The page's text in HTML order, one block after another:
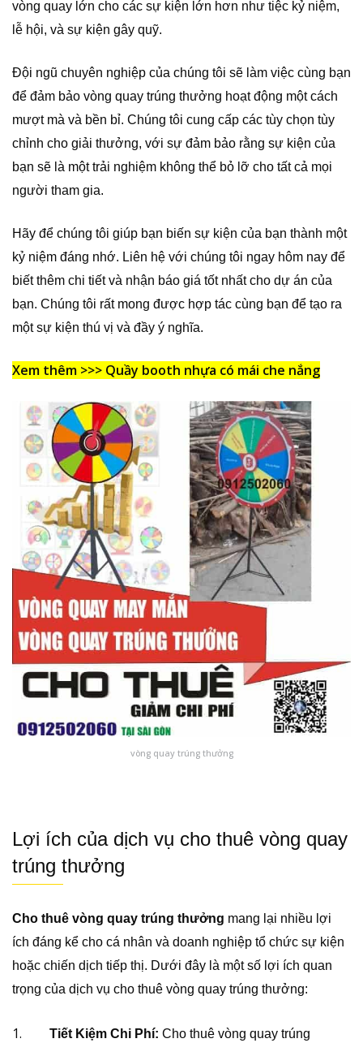
vòng quay lớn cho các sự kiện lớn hơn như tiệc kỷ niệm,
lễ hội, và sự kiện gây quỹ.
Đội ngũ chuyên nghiệp của chúng tôi sẽ làm việc cùng bạn
để đảm bảo vòng quay trúng thưởng hoạt động một cách
mượt mà và bền bỉ. Chúng tôi cung cấp các tùy chọn tùy
chỉnh cho giải thưởng, với sự đảm bảo rằng sự kiện của
bạn sẽ là một trải nghiệm không thể bỏ lỡ cho tất cả mọi
người tham gia.
Hãy để chúng tôi giúp bạn biến sự kiện của bạn thành một
kỷ niệm đáng nhớ. Liên hệ với chúng tôi ngay hôm nay để
biết thêm chi tiết và nhận báo giá tốt nhất cho dự án của
bạn. Chúng tôi rất mong được hợp tác cùng bạn để tạo ra
một sự kiện thú vị và đầy ý nghĩa.
Xem thêm >>> Quầy booth nhựa có mái che nắng
vòng quay trúng thưởng
Lợi ích của dịch vụ cho thuê vòng quay
trúng thưởng
Cho thuê vòng quay trúng thưởng mang lại nhiều lợi
ích đáng kể cho cá nhân và doanh nghiệp tổ chức sự kiện
hoặc chiến dịch tiếp thị. Dưới đây là một số lợi ích quan
trọng của dịch vụ cho thuê vòng quay trúng thưởng:
Tiết Kiệm Chi Phí: Cho thuê vòng quay trúng